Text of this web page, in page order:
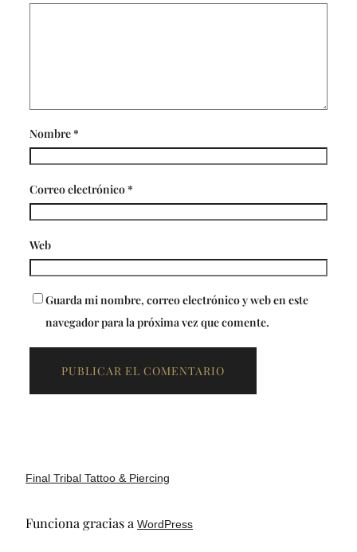
Nombre*
Correo electrónico*
Web
Guarda mi nombre, correo electrónico y web en este
navegador para la próxima vez que comente.
Final Tribal Tattoo & Piercing
Funciona gracias a WordPress